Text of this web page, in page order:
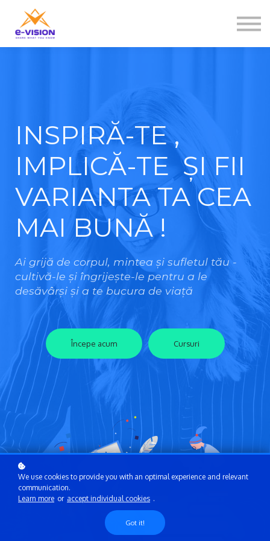
Sign in
INSPIRĂ-TE ,
IMPLICĂ-TE ȘI FII
VARIANTA TA CEA
MAI BUNĂ !
Ai grijă de corpul, mintea și sufletul tău -
cultivă-le și îngrijește-le pentru a le
desăvârși și a te bucura de viață
Începe acum Cursuri
We use cookies to provide you with an optimal experience and relevant
communication.
Learn more or accept individual cookies .
Got it!